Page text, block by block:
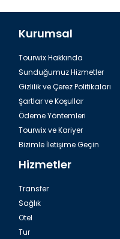
Antalya
Kurumsal
Tourwix Hakkında
Sunduğumuz Hizmetler
Gizlilik ve Çerez Politikaları
Şartlar ve Koşullar
Ödeme Yöntemleri
Tourwix ve Kariyer
Bizimle İletişime Geçin
Hizmetler
Transfer
Sağlık
Otel
Tur